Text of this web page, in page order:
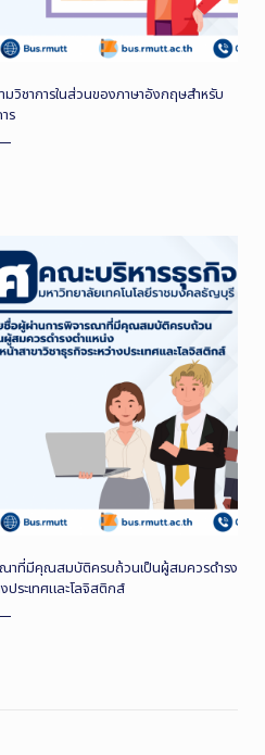
มวิชาการในส่วนของภาษาอังกฤษสำหรับ
ร
ณาที่มีคุณสมบัติครบถ้วนเป็นผู้สมควรดำรง
ประเทศและโลจิสติกส์